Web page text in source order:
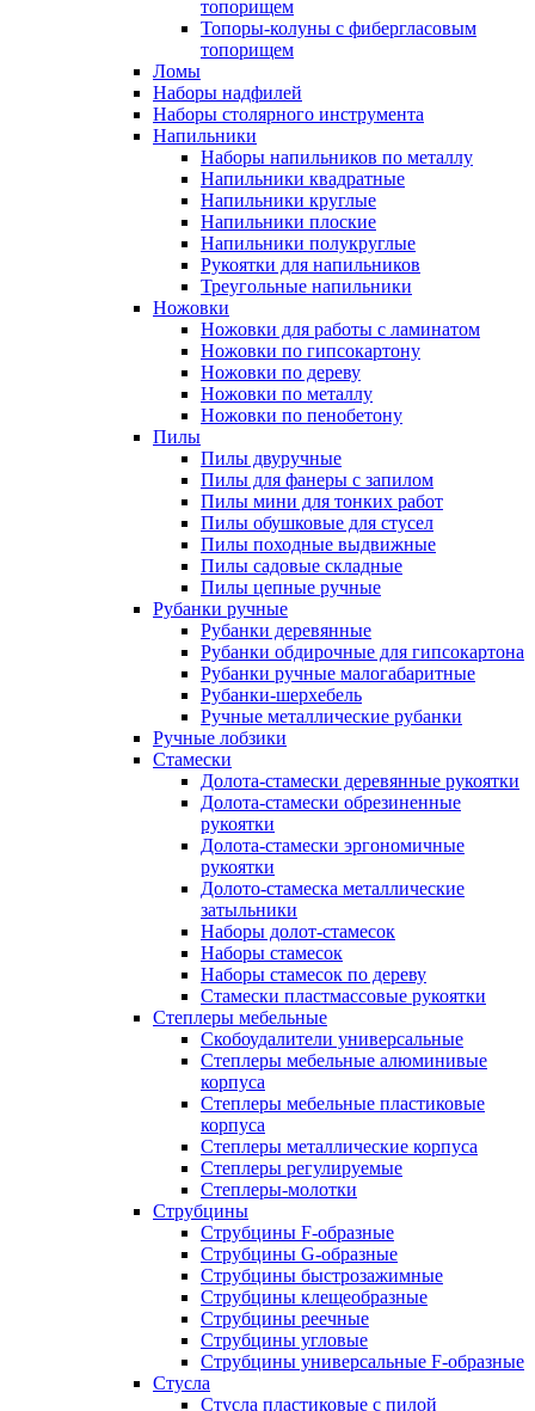
топорищем
Топоры-колуны с фибергласовым
топорищем
Ломы
Наборы надфилей
Наборы столярного инструмента
Напильники
Наборы напильников по металлу
Напильники квадратные
Напильники круглые
Напильники плоские
Напильники полукруглые
Рукоятки для напильников
Треугольные напильники
Ножовки
Ножовки для работы с ламинатом
Ножовки по гипсокартону
Ножовки по дереву
Ножовки по металлу
Ножовки по пенобетону
Пилы
Пилы двуручные
Пилы для фанеры с запилом
Пилы мини для тонких работ
Пилы обушковые для стусел
Пилы походные выдвижные
Пилы садовые складные
Пилы цепные ручные
Рубанки ручные
Рубанки деревянные
Рубанки обдирочные для гипсокартона
Рубанки ручные малогабаритные
Рубанки-шерхебель
Ручные металлические рубанки
Ручные лобзики
Стамески
Долота-стамески деревянные рукоятки
Долота-стамески обрезиненные
рукоятки
Долота-стамески эргономичные
рукоятки
Долото-стамеска металлические
затыльники
Наборы долот-стамесок
Наборы стамесок
Наборы стамесок по дереву
Стамески пластмассовые рукоятки
Степлеры мебельные
Скобоудалители универсальные
Степлеры мебельные алюминивые
корпуса
Степлеры мебельные пластиковые
корпуса
Степлеры металлические корпуса
Степлеры регулируемые
Степлеры-молотки
Струбцины
Струбцины F-образные
Струбцины G-образные
Струбцины быстрозажимные
Струбцины клещеобразные
Струбцины реечные
Струбцины угловые
Струбцины универсальные F-образные
Стусла
Стусла пластиковые с пилой